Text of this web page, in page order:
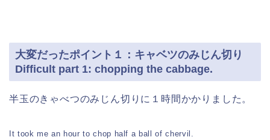
大変だったポイント１：キャベツのみじん切り
Difficult part 1: chopping the cabbage.
半玉のきゃべつのみじん切りに１時間かかりました。
It took me an hour to chop half a ball of chervil.